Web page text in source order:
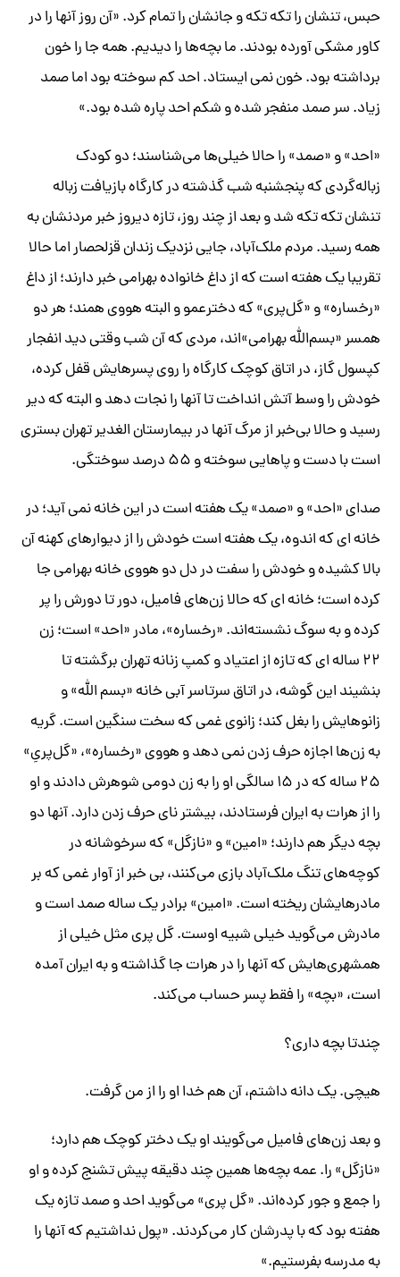
حبس، تنشان را تکه تکه و جانشان را تمام کرد. «آن روز آنها را در
کاور مشکی آورده بودند. ما بچه‌ها را دیدیم. همه جا را خون
برداشته بود. خون نمی ایستاد. احد کم سوخته بود اما صمد
زیاد. سر صمد منفجر شده و شکم احد پاره شده بود.»
«احد» و «صمد» را حالا خیلی‌ها می‌شناسند؛ دو کودک
زباله‌گردی که پنجشنبه شب گذشته در کارگاه بازیافت زباله
تنشان تکه تکه شد و بعد از چند روز، تازه دیروز خبر مردنشان به
همه رسید. مردم ملک‌آباد، جایی نزدیک زندان قزلحصار اما حالا
تقریبا یک هفته است که از داغ خانواده بهرامی‌ خبر دارند؛ از داغ
«رخساره» و «گل‌پری» که دخترعمو و البته هووی همند؛ هر دو
همسر «بسم‌الله بهرامی»اند، مردی که آن شب وقتی دید انفجار
کپسول گاز، در اتاق کوچک کارگاه را روی پسرهایش قفل کرده،
خودش را وسط آتش انداخت تا آنها را نجات دهد و البته که دیر
رسید و حالا بی‌خبر از مرگ آنها در بیمارستان الغدیر تهران بستری
است با دست و پاهایی سوخته و ۵۵ درصد سوختگی.
صدای «احد» و «صمد» یک هفته است در این خانه نمی آید؛ در
خانه ای که اندوه، یک هفته است خودش را از دیوارهای کهنه آن
بالا کشیده و خودش را سفت در دل دو هووی خانه بهرامی جا
کرده است؛ خانه ای که حالا زن‌های فامیل، دور تا دورش را پر
کرده و به سوگ نشسته‌اند. «رخساره»، مادر «احد» است؛ زن
۲۲ ساله ای که تازه از اعتیاد و کمپ زنانه تهران برگشته تا
بنشیند این گوشه، در اتاق سرتاسر آبی خانه «بسم الله» و
زانوهایش را بغل کند؛ زانوی غمی که سخت سنگین است. گریه
به زن‌ها اجازه حرف زدن نمی دهد و هووی «رخساره»، «گل‌پریِ»
۲۵ ساله که در ۱۵ سالگی او را به زن دومی شوهرش دادند و او
را از هرات به ایران فرستادند، بیشتر نای حرف زدن دارد. آنها دو
بچه دیگر هم دارند؛ «امین» و «نازگل» که سرخوشانه در
کوچه‌های تنگ ملک‌آباد بازی می‌کنند، بی خبر از آوار غمی که بر
مادرهایشان ریخته است. «امین» برادر یک ساله صمد است و
مادرش می‌گوید خیلی شبیه اوست. گل پری مثل خیلی از
همشهری‌هایش که آنها را در هرات جا گذاشته و به ایران آمده
است، «بچه» را فقط پسر حساب می‌کند.
چندتا بچه داری؟
هیچی. یک دانه داشتم، آن هم خدا او را از من گرفت.
و بعد زن‌های فامیل می‌گویند او یک دختر کوچک هم دارد؛
«نازگل» را. عمه بچه‌ها همین چند دقیقه پیش تشنج کرده و او
را جمع و جور کرده‌اند. «گل پری» می‌گوید احد و صمد تازه یک
هفته بود که با پدرشان کار می‌کردند. «پول نداشتیم که آنها را
به مدرسه بفرستیم.»